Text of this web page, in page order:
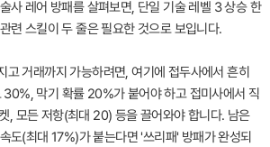
사 레어 방패를 살펴보면, 단일 기술 레벨 3 상승 한
련 스킬이 두 줄은 필요한 것으로 보입니다.
고 거래까지 가능하려면, 여기에 접두사에서 흔히
30%, 막기 확률 20%가 붙어야 하고 접미사에서 직
, 모든 저항(최대 20) 등을 끌어와야 합니다. 남은
도(최대 17%)가 붙는다면 '쓰리패' 방패가 완성되